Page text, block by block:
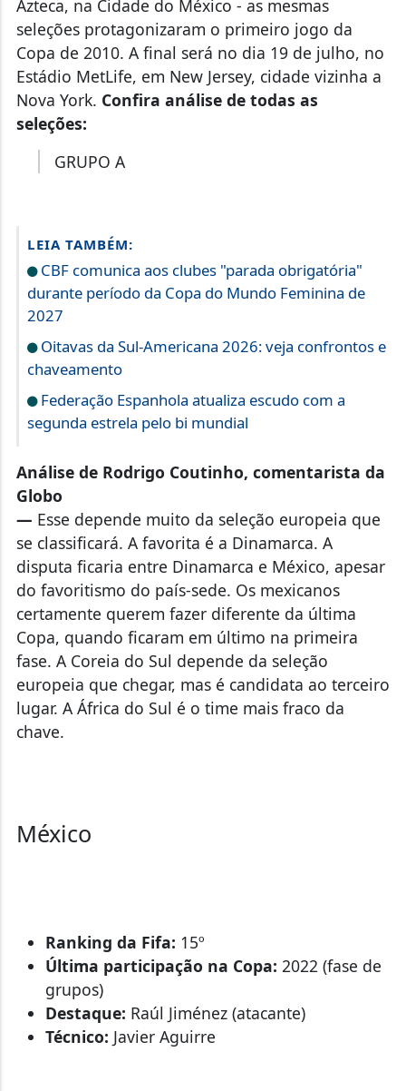
seleções protagonizaram o primeiro jogo da
Copa de 2010. A final será no dia 19 de julho, no
Estádio MetLife, em New Jersey, cidade vizinha a
Nova York.Confira análise de todas as
seleções:
CBF comunica aos clubes "parada obrigatória"
durante período da Copa do Mundo Feminina de
2027
chaveamento
segunda estrela pelo bi mundial
Globo
—Esse depende muito da seleção europeia que
se classificará. A favorita é a Dinamarca. A
disputa ficaria entre Dinamarca e México, apesar
do favoritismo do país-sede. Os mexicanos
certamente querem fazer diferente da última
Copa, quando ficaram em último na primeira
fase. A Coreia do Sul depende da seleção
europeia que chegar, mas é candidata ao terceiro
lugar. A África do Sul é o time mais fraco da
chave.
México
Última participação na Copa:
grupos)
Destaque:
Técnico:Javier Aguirre